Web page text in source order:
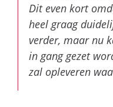
Dit even kort
heel graag
verder, maar nu
in gang gezet
zal opleveren